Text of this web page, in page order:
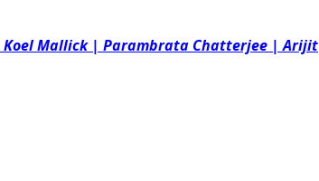
Koel Mallick | Parambrata Chatterjee | Arijit